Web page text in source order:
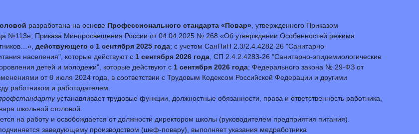
разработана на основе Профессионального стандарта «Повар» , утвержденного Приказом
№113н; Приказа Минпросвещения России от 04.04.2025 № 268 «Об утверждении Особенностей режима
действующего с 1 сентября 2025 года; с учетом СанПиН 2.3/2.4.4282-26 "Санитарно-
населения", которые действуют с 1 сентября 2026 года , СП 2.4.2.4283-26 "Санитарно-эпидемиологические
детей и молодежи", которые действуют с 1 сентября 2026 года; Федерального закона № 29-ФЗ от
от 8 июля 2024 года, в соответствии с Трудовым Кодексом Российской Федерации и другими
работником и работодателем.
устанавливает трудовые функции, должностные обязанности, права и ответственность работника,
школьной столовой.
на работу и освобождается от должности директором школы (руководителем предприятия питания).
заведующему производством (шеф-повару), выполняет указания медработника